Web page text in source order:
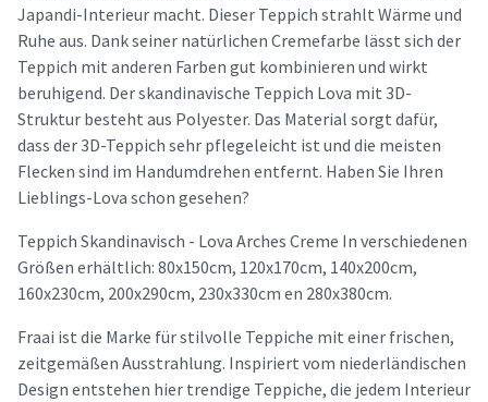
Japandi-Interieur macht. Dieser Teppich strahlt Wärme und
Ruhe aus. Dank seiner natürlichen Cremefarbe lässt sich der
Teppich mit anderen Farben gut kombinieren und wirkt
beruhigend. Der skandinavische Teppich Lova mit 3D-
Struktur besteht aus Polyester. Das Material sorgt dafür,
dass der 3D-Teppich sehr pflegeleicht ist und die meisten
Flecken sind im Handumdrehen entfernt. Haben Sie Ihren
Lieblings-Lova schon gesehen?
Teppich Skandinavisch - Lova Arches Creme In verschiedenen
Größen erhältlich: 80x150cm, 120x170cm, 140x200cm,
160x230cm, 200x290cm, 230x330cm en 280x380cm.
Fraai ist die Marke für stilvolle Teppiche mit einer frischen,
zeitgemäßen Ausstrahlung. Inspiriert vom niederländischen
Design entstehen hier trendige Teppiche, die jedem Interieur